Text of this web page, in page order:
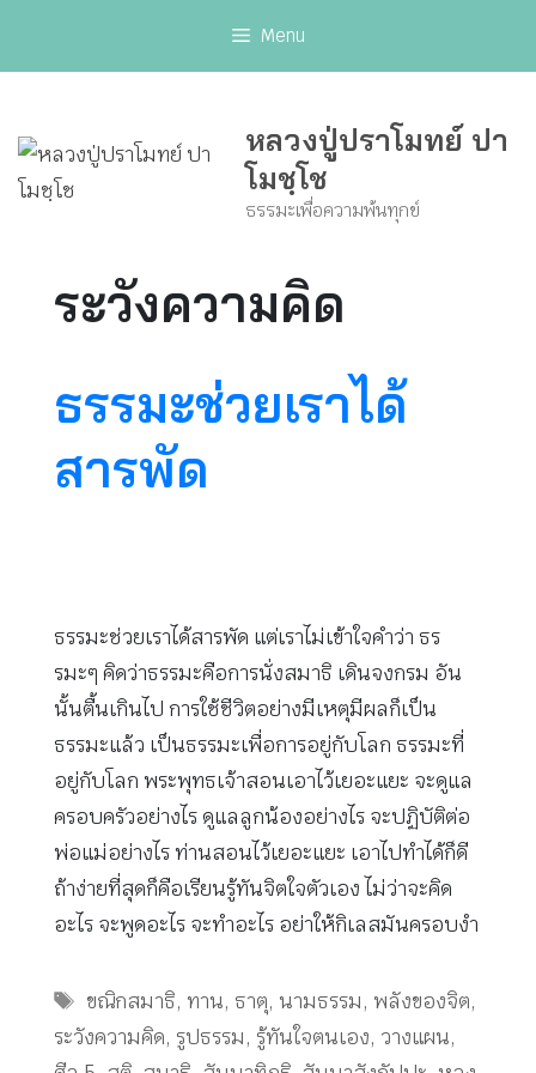
Menu
หลวงปู่ปราโมทย์ ปา
โมชฺโช
ธรรมะเพื่อความพ้นทุกข์
ระวังความคิด
ธรรมะช่วยเราได้
สารพัด
ธรรมะช่วยเราได้สารพัด แต่เราไม่เข้าใจคำว่า ธร
รมะๆ คิดว่าธรรมะคือการนั่งสมาธิ เดินจงกรม อัน
นั้นตื้นเกินไป การใช้ชีวิตอย่างมีเหตุมีผลก็เป็น
ธรรมะแล้ว เป็นธรรมะเพื่อการอยู่กับโลก ธรรมะที่
อยู่กับโลก พระพุทธเจ้าสอนเอาไว้เยอะแยะ จะดูแล
ครอบครัวอย่างไร ดูแลลูกน้องอย่างไร จะปฏิบัติต่อ
พ่อแม่อย่างไร ท่านสอนไว้เยอะแยะ เอาไปทำได้ก็ดี
ถ้าง่ายที่สุดก็คือเรียนรู้ทันจิตใจตัวเอง ไม่ว่าจะคิด
อะไร จะพูดอะไร จะทำอะไร อย่าให้กิเลสมันครอบงำ
Tags
ขณิกสมาธิ, ทาน, ธาตุ, นามธรรม, พลังของจิต,
ระวังความคิด, รูปธรรม, รู้ทันใจตนเอง, วางแผน,